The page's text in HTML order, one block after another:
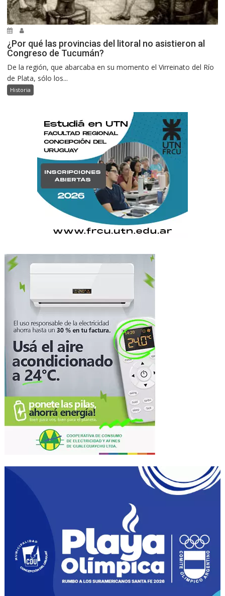
¿Por qué las provincias del litoral no asistieron al
Congreso de Tucumán?
De la región, que abarcaba en su momento el Virreinato del Río
de Plata, sólo los...
Historia